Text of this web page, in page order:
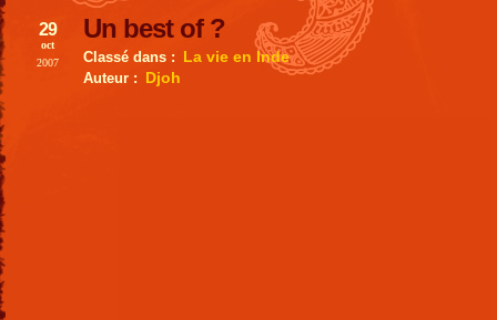
Un best of ?
29
oct
2007
Classé dans : La vie en Inde
Auteur : Djoh